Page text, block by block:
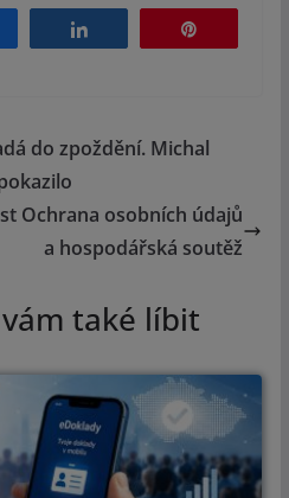
do zpoždění. Michal
Ochrana osobních údajů
a hospodářská soutěž
také líbit